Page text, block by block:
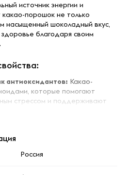
источник энергии и
порошок не только
насыщенный шоколадный вкус,
благодаря своим
антиоксидантов: Какао-
которые помогают
стрессом и поддерживают
повышению уровня энергии, что
в составе какао-
Россия